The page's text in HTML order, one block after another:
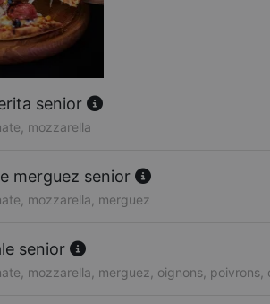
senior
mozzarella
merguez senior
mozzarella, merguez
senior
mozzarella, merguez, oignons, poivrons,